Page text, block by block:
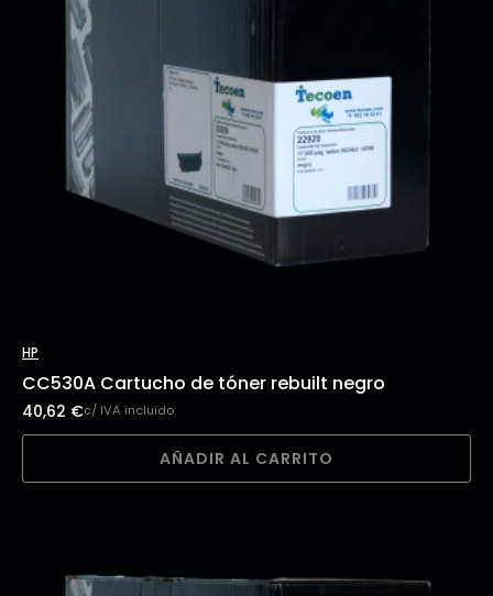
HP
CC530A Cartucho de tóner rebuilt negro
40,62 €c/ IVA incluido
AÑADIR AL CARRITO